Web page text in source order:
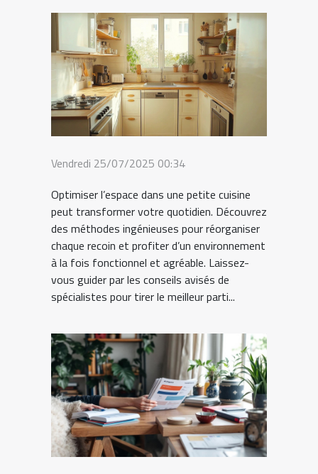
Vendredi 25/07/2025 00:34
Optimiser l’espace dans une petite cuisine
peut transformer votre quotidien. Découvrez
des méthodes ingénieuses pour réorganiser
chaque recoin et profiter d’un environnement
à la fois fonctionnel et agréable. Laissez-
vous guider par les conseils avisés de
spécialistes pour tirer le meilleur parti...